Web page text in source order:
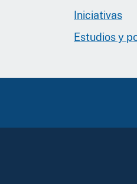
Iniciativas
Estudios y